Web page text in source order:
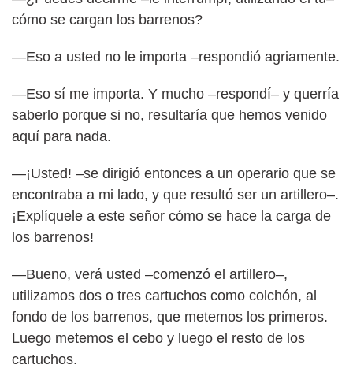
cómo se cargan los barrenos?
—Eso a usted no le importa –respondió agriamente.
—Eso sí me importa. Y mucho –respondí– y querría
saberlo porque si no, resultaría que hemos venido
aquí para nada.
—¡Usted! –se dirigió entonces a un operario que se
encontraba a mi lado, y que resultó ser un artillero–.
¡Explíquele a este señor cómo se hace la carga de
los barrenos!
—Bueno, verá usted –comenzó el artillero–,
utilizamos dos o tres cartuchos como colchón, al
fondo de los barrenos, que metemos los primeros.
Luego metemos el cebo y luego el resto de los
cartuchos.